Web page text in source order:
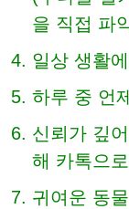
을 직접 파
일상 생활
하루 중 언
신뢰가 깊
해 카톡으
귀여운 동